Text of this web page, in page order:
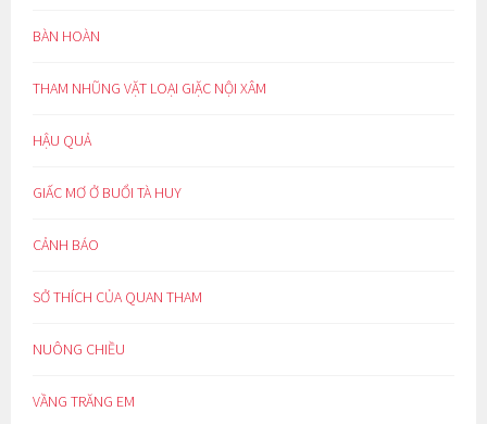
BÀN HOÀN
THAM NHŨNG VẶT LOẠI GIẶC NỘI XÂM
HẬU QUẢ
GIẤC MƠ Ở BUỔI TÀ HUY
CẢNH BÁO
SỞ THÍCH CỦA QUAN THAM
NUÔNG CHIỀU
VẦNG TRĂNG EM